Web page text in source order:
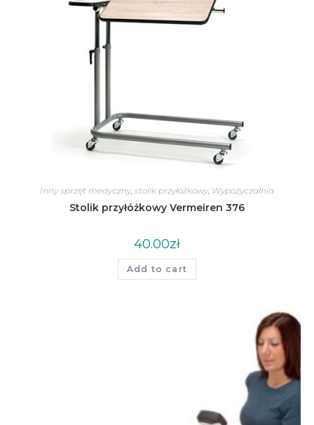
Inny sprzęt medyczny, stolik przyłóżkowy, Wypożyczalnia
Stolik przyłóżkowy Vermeiren 376
40.00zł
Add to cart